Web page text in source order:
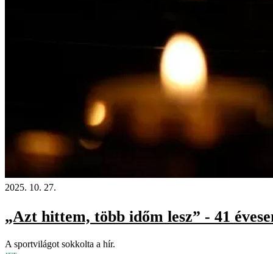
2025. 10. 27.
„Azt hittem, több időm lesz” - 41
A sportvilágot sokkolta a hír.